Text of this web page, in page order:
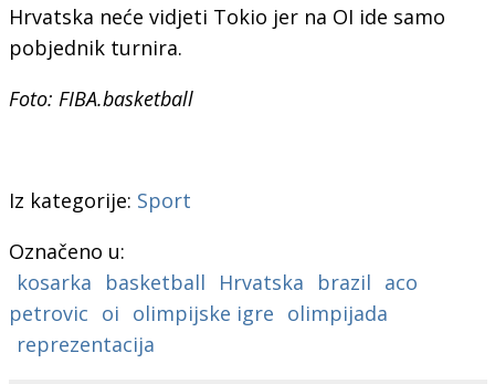
Hrvatska neće vidjeti Tokio jer na OI ide samo
pobjednik turnira.
Foto: FIBA.basketball
Iz kategorije: Sport
Označeno u:
kosarka
basketball Hrvatska brazil aco
petrovic oi olimpijske igre olimpijada
reprezentacija